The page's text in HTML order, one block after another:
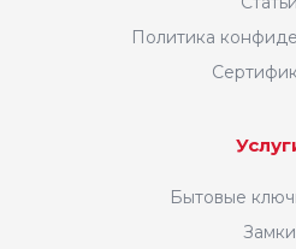
Политика
Бытовые
Замки